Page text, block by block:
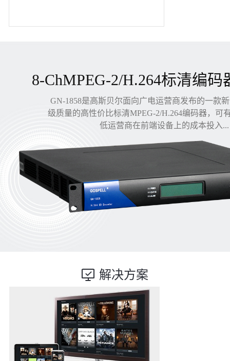
8-ChMPEG-2/H.264标清编码
GN-1858是高斯贝尔面向广电运营商发布的一款
级质量的高性价比标清MPEG-2/H.264编码器，可
低运营商在前端设备上的成本投入...
解决方案